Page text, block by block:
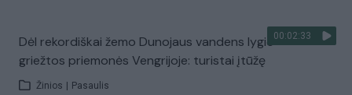
00:02:33
Dėl rekordiškai žemo Dunojaus vandens lygio –
griežtos priemonės Vengrijoje: turistai įtūžę
Žinios Pasaulis